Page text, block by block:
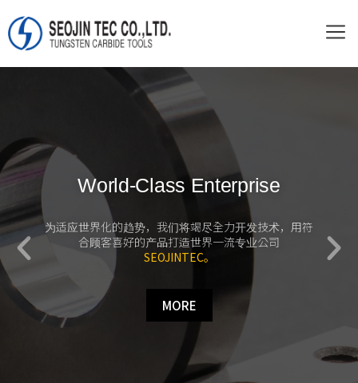
World-Class Enterprise
为适应世界化的趋势，我们将竭尽全力开发技术，用符
合顾客喜好的产品打造世界一流专业公司
SEOJINTEC。
MORE